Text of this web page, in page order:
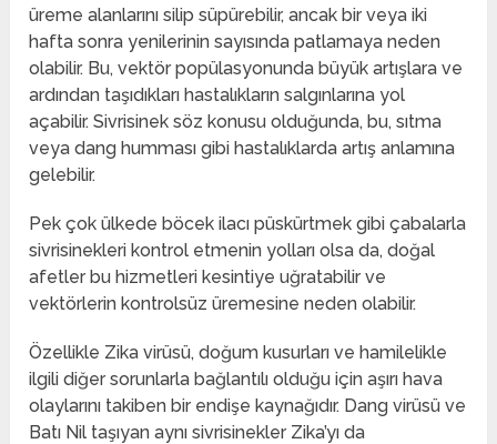
üreme alanlarını silip süpürebilir, ancak bir veya iki
hafta sonra yenilerinin sayısında patlamaya neden
olabilir. Bu, vektör popülasyonunda büyük artışlara ve
ardından taşıdıkları hastalıkların salgınlarına yol
açabilir. Sivrisinek söz konusu olduğunda, bu, sıtma
veya dang humması gibi hastalıklarda artış anlamına
gelebilir.
Pek çok ülkede böcek ilacı püskürtmek gibi çabalarla
sivrisinekleri kontrol etmenin yolları olsa da, doğal
afetler bu hizmetleri kesintiye uğratabilir ve
vektörlerin kontrolsüz üremesine neden olabilir.
Özellikle Zika virüsü, doğum kusurları ve hamilelikle
ilgili diğer sorunlarla bağlantılı olduğu için aşırı hava
olaylarını takiben bir endişe kaynağıdır. Dang virüsü ve
Batı Nil taşıyan aynı sivrisinekler Zika’yı da